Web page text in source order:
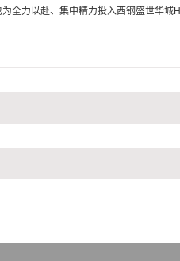
力以赴、集中精力投入西钢盛世华城